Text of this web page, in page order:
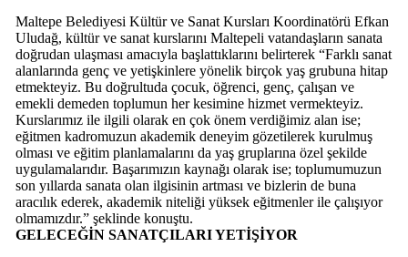
Maltepe Belediyesi Kültür ve Sanat Kursları Koordinatörü Efkan
Uludağ, kültür ve sanat kurslarını Maltepeli vatandaşların sanata
doğrudan ulaşması amacıyla başlattıklarını belirterek “Farklı sanat
alanlarında genç ve yetişkinlere yönelik birçok yaş grubuna hitap
etmekteyiz. Bu doğrultuda çocuk, öğrenci, genç, çalışan ve
emekli demeden toplumun her kesimine hizmet vermekteyiz.
Kurslarımız ile ilgili olarak en çok önem verdiğimiz alan ise;
eğitmen kadromuzun akademik deneyim gözetilerek kurulmuş
olması ve eğitim planlamalarını da yaş gruplarına özel şekilde
uygulamalarıdır. Başarımızın kaynağı olarak ise; toplumumuzun
son yıllarda sanata olan ilgisinin artması ve bizlerin de buna
aracılık ederek, akademik niteliği yüksek eğitmenler ile çalışıyor
olmamızdır.” şeklinde konuştu.
GELECEĞİN SANATÇILARI YETİŞİYOR